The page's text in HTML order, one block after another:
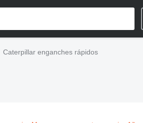
Caterpillar enganches rápidos
rápidos